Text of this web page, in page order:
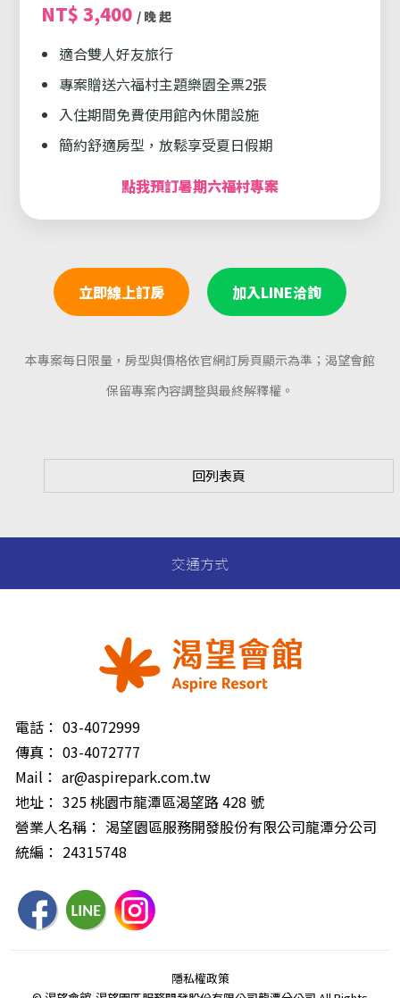
NT$ 3,400 / 晚 起
適合雙人好友旅行
專案贈送六福村主題樂園全票2張
入住期間免費使用館內休閒設施
簡約舒適房型，放鬆享受夏日假期
點我預訂暑期六福村專案
立即線上訂房 加入LINE洽詢
本專案每日限量，房型與價格依官網訂房頁顯示為準；渴望會館
保留專案內容調整與最終解釋權。
回列表頁
交通方式
電話： 03-4072999
傳真： 03-4072777
Mail： ar@aspirepark.com.tw
地址： 325 桃園市龍潭區渴望路 428 號
營業人名稱： 渴望園區服務開發股份有限公司龍潭分公司
統編： 24315748
隱私權政策